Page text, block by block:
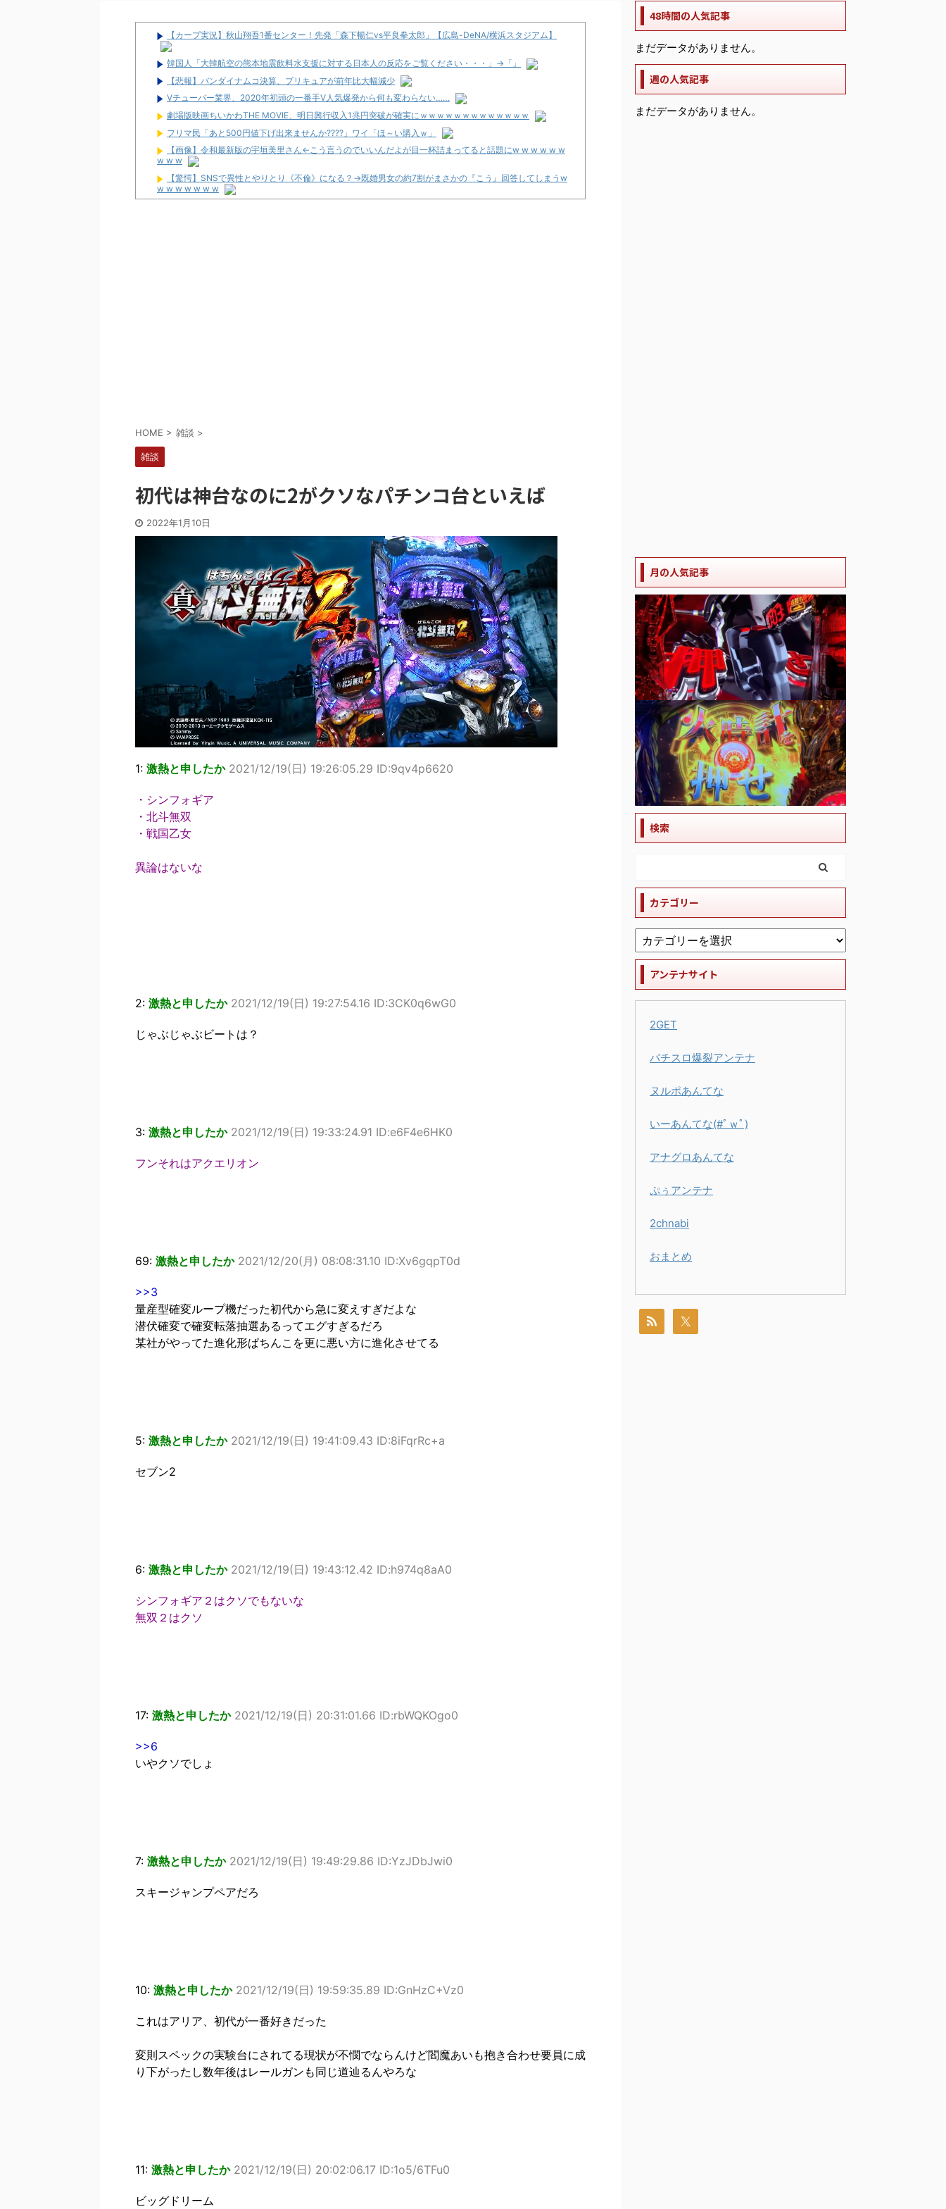
【カープ実況】秋山翔吾1番センター！先発「森下暢仁vs平良拳太郎」【広島-DeNA/横浜スタジアム】
韓国人「大韓航空の熊本地震飲料水支援に対する日本人の反応をご覧ください・・・」→「」
【悲報】バンダイナムコ決算、プリキュアが前年比大幅減少
Vチューバー業界、2020年初頭の一番手V人気爆発から何も変わらない……
劇場版映画ちいかわTHE MOVIE、明日興行収入1兆円突破が確実にｗｗｗｗｗｗｗｗｗｗｗｗｗ
フリマ民「あと500円値下げ出来ませんか????」ワイ「ほ～い購入ｗ」
【画像】令和最新版の宇垣美里さん←こう言うのでいいんだよが目一杯詰まってると話題にw w w w w w
w w w
【驚愕】SNSで異性とやりとり《不倫》になる？→既婚男女の約7割がまさかの『こう』回答してしまうw
w w w w w w w
HOME > 雑談 >
雑談
初代は神台なのに2がクソなパチンコ台といえば
2022年1月10日
1: 激熱と申したか 2021/12/19(日) 19:26:05.29 ID:9qv4p6620
・シンフォギア
・北斗無双
・戦国乙女
異論はないな
2: 激熱と申したか 2021/12/19(日) 19:27:54.16 ID:3CK0q6wG0
じゃぶじゃぶビートは？
3: 激熱と申したか 2021/12/19(日) 19:33:24.91 ID:e6F4e6HK0
フンそれはアクエリオン
69: 激熱と申したか 2021/12/20(月) 08:08:31.10 ID:Xv6gqpT0d
>>3
量産型確変ループ機だった初代から急に変えすぎだよな
潜伏確変で確変転落抽選あるってエグすぎるだろ
某社がやってた進化形ぱちんこを更に悪い方に進化させてる
5: 激熱と申したか 2021/12/19(日) 19:41:09.43 ID:8iFqrRc+a
セブン2
6: 激熱と申したか 2021/12/19(日) 19:43:12.42 ID:h974q8aA0
シンフォギア２はクソでもないな
無双２はクソ
17: 激熱と申したか 2021/12/19(日) 20:31:01.66 ID:rbWQKOgo0
>>6
いやクソでしょ
7: 激熱と申したか 2021/12/19(日) 19:49:29.86 ID:YzJDbJwi0
スキージャンプペアだろ
10: 激熱と申したか 2021/12/19(日) 19:59:35.89 ID:GnHzC+Vz0
これはアリア、初代が一番好きだった
変則スペックの実験台にされてる現状が不憫でならんけど閻魔あいも抱き合わせ要員に成
り下がったし数年後はレールガンも同じ道辿るんやろな
11: 激熱と申したか 2021/12/19(日) 20:02:06.17 ID:1o5/6TFu0
ビッグドリーム
48時間の人気記事
まだデータがありません。
週の人気記事
まだデータがありません。
月の人気記事
検索
カテゴリー
アンテナサイト
2GET
パチスロ爆裂アンテナ
ヌルポあんてな
いーあんてな(#ﾟｗﾟ)
アナグロあんてな
ぷぅアンテナ
2chnabi
おまとめ